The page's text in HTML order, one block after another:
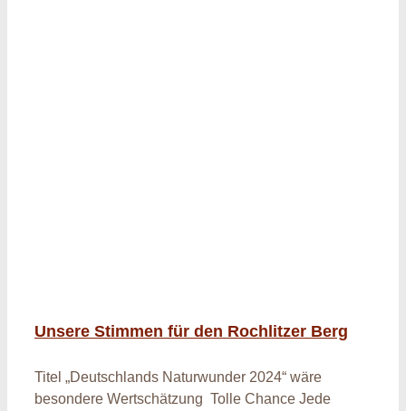
Unsere Stimmen für den Rochlitzer Berg
Titel „Deutschlands Naturwunder 2024“ wäre
besondere Wertschätzung Tolle Chance Jede